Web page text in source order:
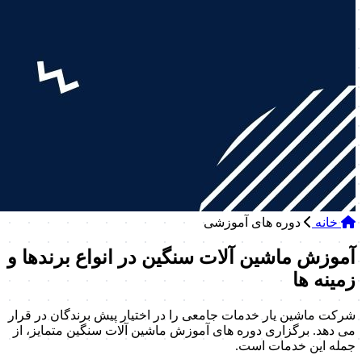
خانه دوره های آموزشی
آموزش ماشین آلات سنگین در انواع برندها و
زمینه ها
شرکت ماشین یار خدمات جامعی را در اختیار پیش برندگان در قرار
می دهد. برگزاری دوره های آموزش ماشین آلات سنگین متمایز، از
جمله این خدمات است.